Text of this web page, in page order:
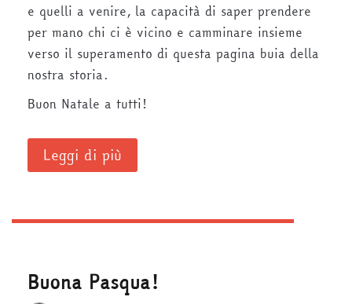
e quelli a venire, la capacità di saper prendere
per mano chi ci è vicino e camminare insieme
verso il superamento di questa pagina buia della
nostra storia.
Buon Natale a tutti!
Leggi di più
Buona Pasqua!